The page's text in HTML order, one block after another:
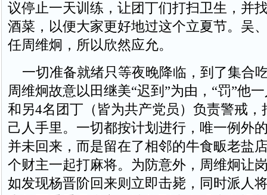
议停止一天训练，让团丁们打扫卫生，并
酒菜，以便大家更好地过这个立夏节。吴
任周维炯，所以欣然应允。
一切准备就绪只等夜晚降临，到了集合
周维炯故意以田继美“迟到”为由，“罚”他
和另4名团丁（皆为共产党员）负责警戒，
己人手里。一切都按计划进行，唯一例外
并未回来，而是留在了相邻的牛食畈老盐
个财主一起打麻将。为防意外，周维炯让
如发现杨晋阶回来则立即击毙，同时派人